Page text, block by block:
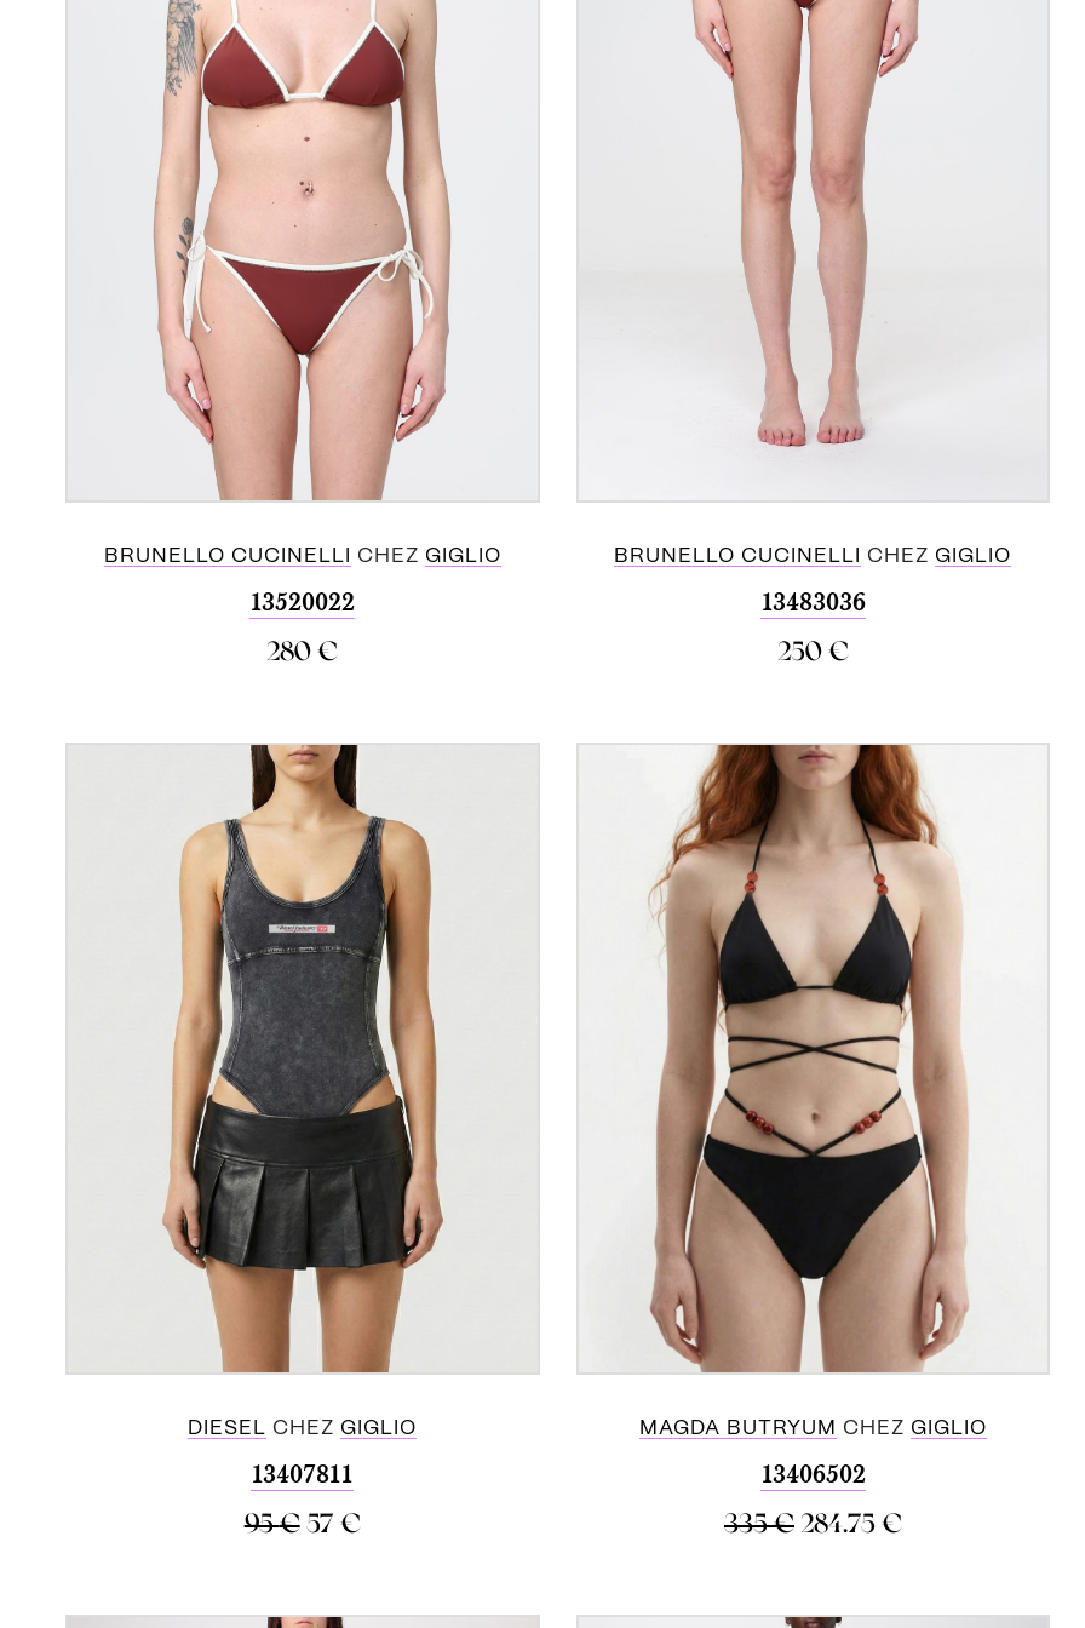
BRUNELLO CUCINELLI CHEZ GIGLIO
13520022
280€
ACHETER
BRUNELLO CUCINELLI CHEZ GIGLIO
13483036
250 €
ACHETER
DIESEL CHEZ GIGLIO
13407811
95€57 €
ACHETER
MAGDA BUTRYUM CHEZ GIGLIO
13406502
335€284.75 €
ACHETER